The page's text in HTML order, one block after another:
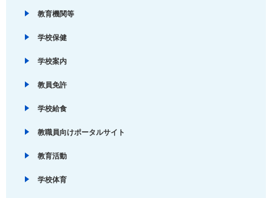
教育機関等
学校保健
学校案内
教員免許
学校給食
教職員向けポータルサイト
教育活動
学校体育